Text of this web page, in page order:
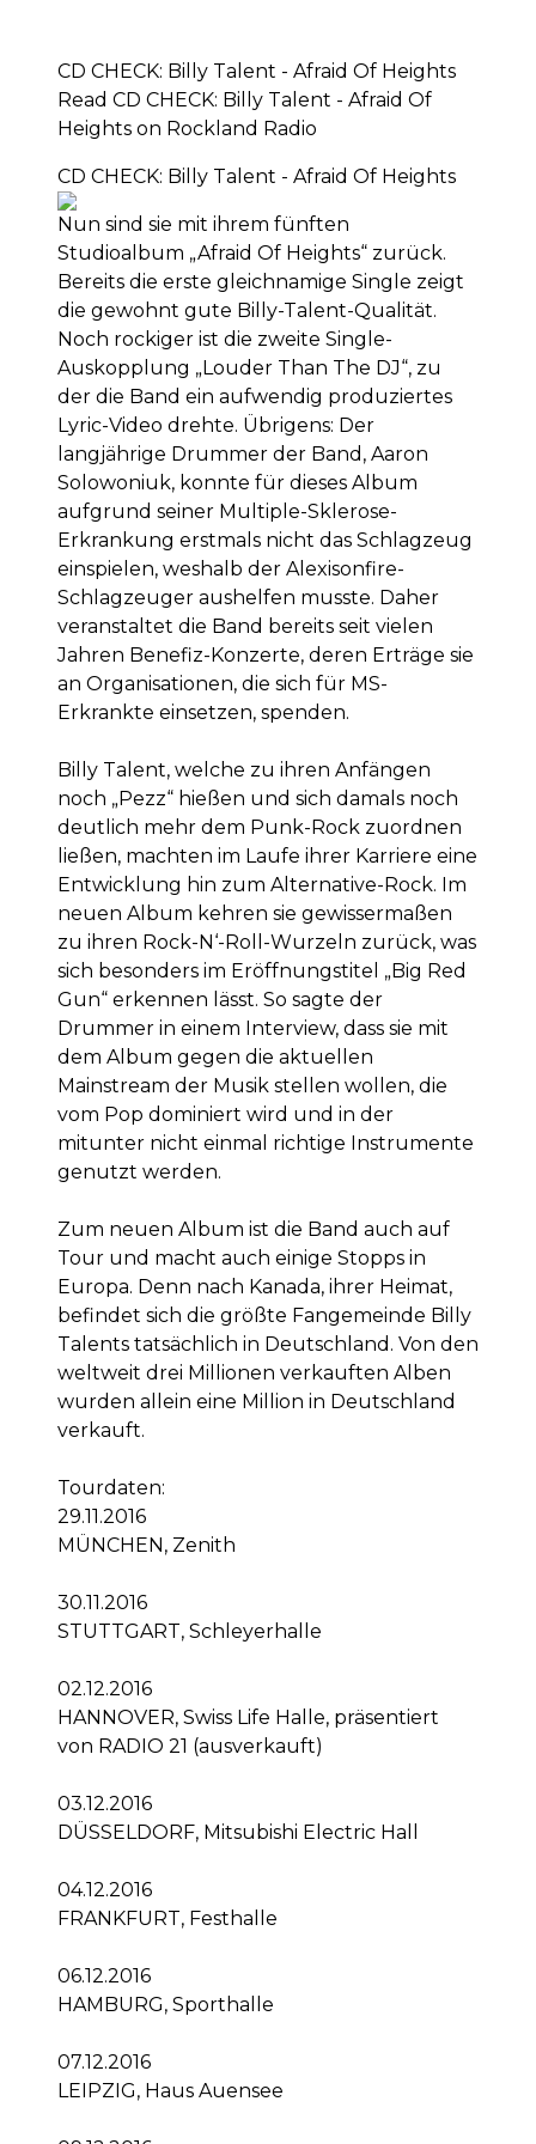
CD CHECK: Billy Talent - Afraid Of Heights
Read CD CHECK: Billy Talent - Afraid Of
Heights on Rockland Radio
CD CHECK: Billy Talent - Afraid Of Heights
Nun sind sie mit ihrem fünften
Studioalbum „Afraid Of Heights“ zurück.
Bereits die erste gleichnamige Single zeigt
die gewohnt gute Billy-Talent-Qualität.
Noch rockiger ist die zweite Single-
Auskopplung „Louder Than The DJ“, zu
der die Band ein aufwendig produziertes
Lyric-Video drehte. Übrigens: Der
langjährige Drummer der Band, Aaron
Solowoniuk, konnte für dieses Album
aufgrund seiner Multiple-Sklerose-
Erkrankung erstmals nicht das Schlagzeug
einspielen, weshalb der Alexisonfire-
Schlagzeuger aushelfen musste. Daher
veranstaltet die Band bereits seit vielen
Jahren Benefiz-Konzerte, deren Erträge sie
an Organisationen, die sich für MS-
Erkrankte einsetzen, spenden.
Billy Talent, welche zu ihren Anfängen
noch „Pezz“ hießen und sich damals noch
deutlich mehr dem Punk-Rock zuordnen
ließen, machten im Laufe ihrer Karriere eine
Entwicklung hin zum Alternative-Rock. Im
neuen Album kehren sie gewissermaßen
zu ihren Rock-N‘-Roll-Wurzeln zurück, was
sich besonders im Eröffnungstitel „Big Red
Gun“ erkennen lässt. So sagte der
Drummer in einem Interview, dass sie mit
dem Album gegen die aktuellen
Mainstream der Musik stellen wollen, die
vom Pop dominiert wird und in der
mitunter nicht einmal richtige Instrumente
genutzt werden.
Zum neuen Album ist die Band auch auf
Tour und macht auch einige Stopps in
Europa. Denn nach Kanada, ihrer Heimat,
befindet sich die größte Fangemeinde Billy
Talents tatsächlich in Deutschland. Von den
weltweit drei Millionen verkauften Alben
wurden allein eine Million in Deutschland
verkauft.
Tourdaten:
29.11.2016
MÜNCHEN, Zenith
30.11.2016
STUTTGART, Schleyerhalle
02.12.2016
HANNOVER, Swiss Life Halle, präsentiert
von RADIO 21 (ausverkauft)
03.12.2016
DÜSSELDORF, Mitsubishi Electric Hall
04.12.2016
FRANKFURT, Festhalle
06.12.2016
HAMBURG, Sporthalle
07.12.2016
LEIPZIG, Haus Auensee